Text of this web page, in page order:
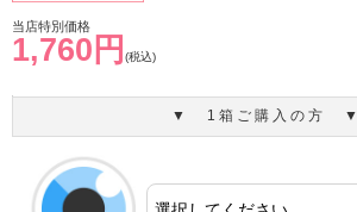
当店特別価格
1,760円 (税込)
▼ 1箱ご購入の方 ▼